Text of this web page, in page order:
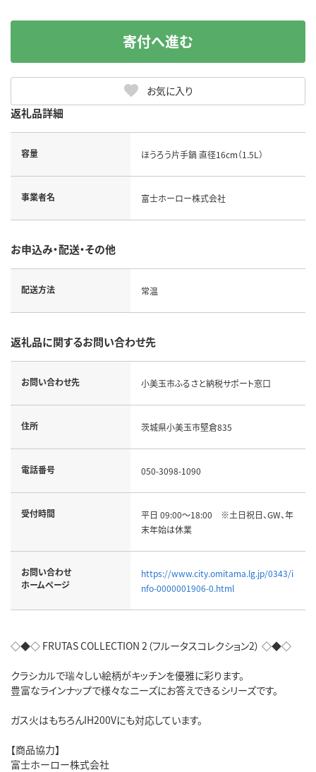
お気に入り
寄付へ進む
返礼品詳細
容量 ほうろう片手鍋 直径16cm（1.5L）
事業者名 富士ホーロー株式会社
お申込み・配送・その他
配送方法 常温
返礼品に関するお問い合わせ先
お問い合わせ先 小美玉市ふるさと納税サポート窓口
住所 茨城県小美玉市堅倉835
電話番号 050-3098-1090
受付時間
平日 09:00～18:00 ※土日祝日、GW、年
末年始は休業
お問い合わせ
ホームページ
https://www.city.omitama.lg.jp/0343/i
nfo-0000001906-0.html
◇◆◇ FRUTAS COLLECTION 2（フルータスコレクション2） ◇◆◇
クラシカルで瑞々しい絵柄がキッチンを優雅に彩ります。
豊富なラインナップで様々なニーズにお答えできるシリーズです。
ガス火はもちろんIH200Vにも対応しています。
【商品協力】
富士ホーロー株式会社